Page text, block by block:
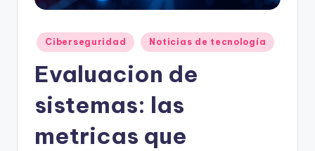
Publicado
en
Ciberseguridad Noticias de tecnología
Evaluacion de
sistemas: las
metricas que